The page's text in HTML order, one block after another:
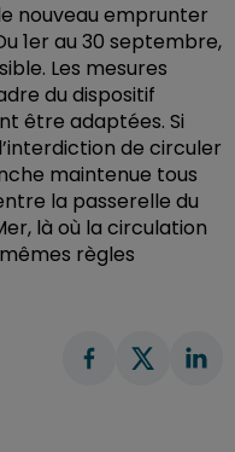
nouveau emprunter
1er au 30 septembre,
Les mesures
du dispositif
être adaptées. Si
de circuler
maintenue tous
la passerelle du
là où la circulation
règles